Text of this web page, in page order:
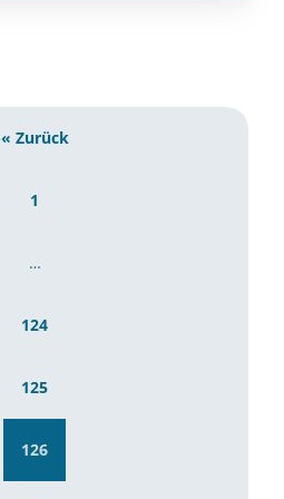
« Zurück
1
…
124
125
126